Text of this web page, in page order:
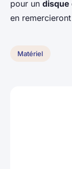
pour un disque
en
Matériel